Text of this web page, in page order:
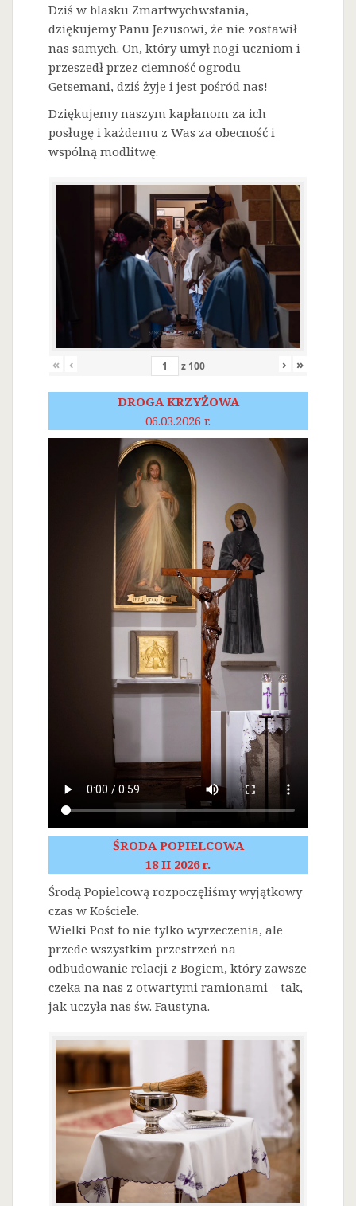
Dziś w blasku Zmartwychwstania,
dziękujemy Panu Jezusowi, że nie zostawił
nas samych. On, który umył nogi uczniom i
przeszedł przez ciemność ogrodu
Getsemani, dziś żyje i jest pośród nas!
Dziękujemy naszym kapłanom za ich
posługę i każdemu z Was za obecność i
wspólną modlitwę.
« ‹ z 100 › »
DROGA KRZYŻOWA
06.03.2026 r.
ŚRODA POPIELCOWA
18 II 2026 r.
Środą Popielcową rozpoczęliśmy wyjątkowy
czas w Kościele.
Wielki Post to nie tylko wyrzeczenia, ale
przede wszystkim przestrzeń na
odbudowanie relacji z Bogiem, który zawsze
czeka na nas z otwartymi ramionami – tak,
jak uczyła nas św. Faustyna.